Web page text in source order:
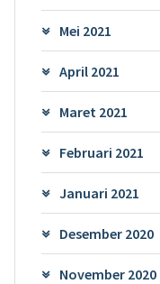
Mei 2021
April 2021
Maret 2021
Februari 2021
Januari 2021
Desember 2020
November 2020